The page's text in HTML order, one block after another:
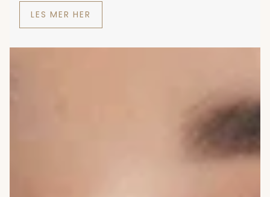
LES MER HER